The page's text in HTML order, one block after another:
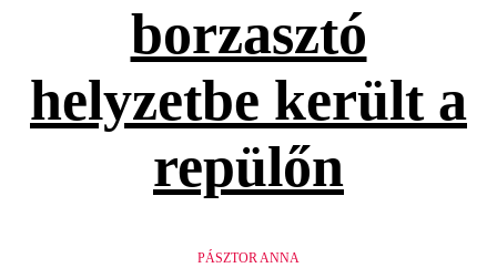
borzasztó
helyzetbe került a
repülőn
PÁSZTOR ANNA